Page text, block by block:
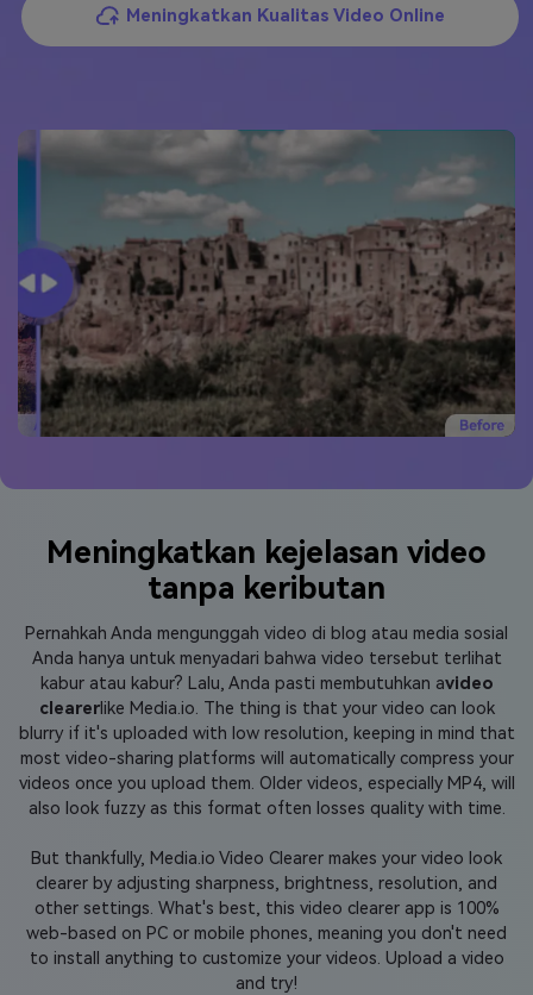
Tips & Tutorial AI
Postingan Terbaru
Jelajahi Lebih Banyak >>
Meningkatkan Kualitas Video Online
Meningkatkan kejelasan video
tanpa keributan
Pernahkah Anda mengunggah video di blog atau media sosial
Anda hanya untuk menyadari bahwa video tersebut terlihat
kabur atau kabur? Lalu, Anda pasti membutuhkan avideo
clearerlike Media.io. The thing is that your video can look
blurry if it's uploaded with low resolution, keeping in mind that
most video-sharing platforms will automatically compress your
videos once you upload them. Older videos, especially MP4, will
also look fuzzy as this format often losses quality with time.
But thankfully, Media.io Video Clearer makes your video look
clearer by adjusting sharpness, brightness, resolution, and
other settings. What's best, this video clearer app is 100%
web-based on PC or mobile phones, meaning you don't need
to install anything to customize your videos. Upload a video
and try!